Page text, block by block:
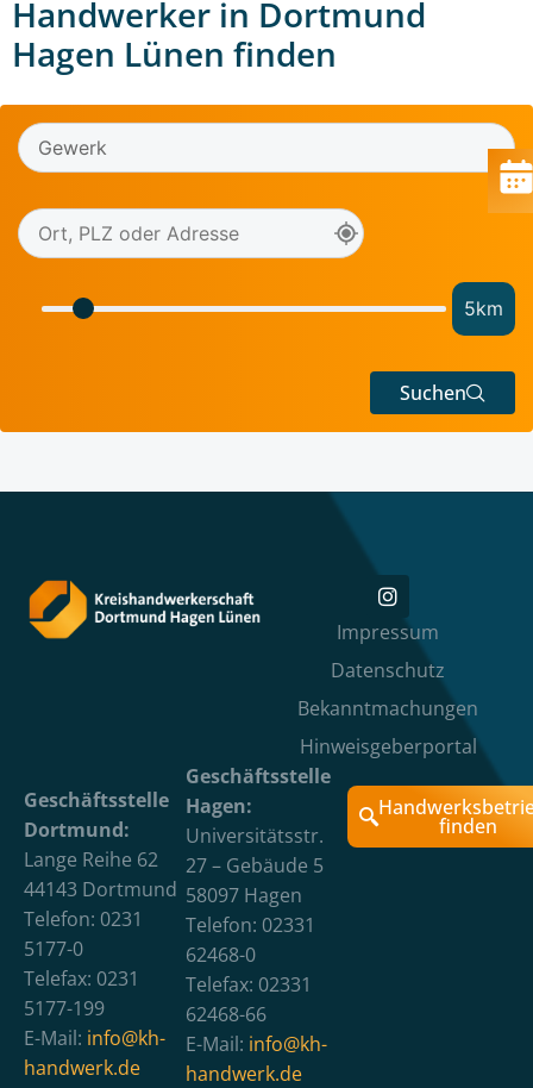
Handwerker in Dortmund
Hagen Lünen finden
5km
Suchen
Impressum
Datenschutz
Bekanntmachungen
Hinweisgeberportal
Geschäftsstelle
Dortmund:
Lange Reihe 62
44143 Dortmund
Telefon: 0231
5177-0
Telefax: 0231
5177-199
E-Mail: info@kh-
handwerk.de
Geschäftsstelle
Hagen:
Universitätsstr.
27 – Gebäude 5
58097 Hagen
Telefon: 02331
62468-0
Telefax: 02331
62468-66
E-Mail: info@kh-
handwerk.de
finden